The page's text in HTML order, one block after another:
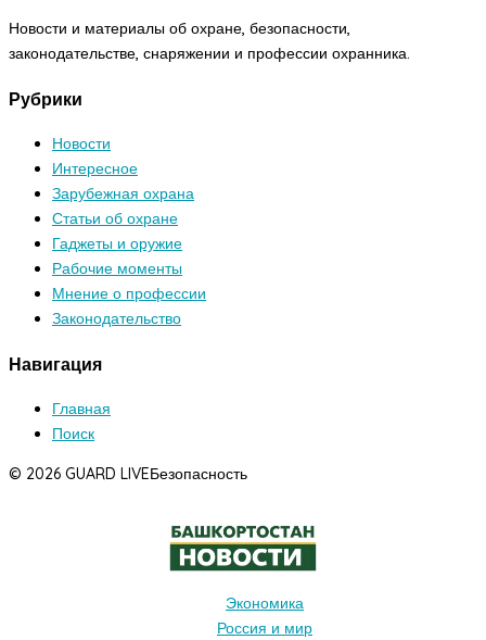
Новости и материалы об охране, безопасности,
законодательстве, снаряжении и профессии охранника.
Рубрики
Новости
Интересное
Зарубежная охрана
Статьи об охране
Гаджеты и оружие
Рабочие моменты
Мнение о профессии
Законодательство
Навигация
Главная
Поиск
© 2026 GUARD LIVEБезопасность
Экономика
Россия и мир